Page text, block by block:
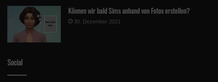
Können wir bald Sims anhand von Fotos erstellen?
30. Dezember 2021
Social